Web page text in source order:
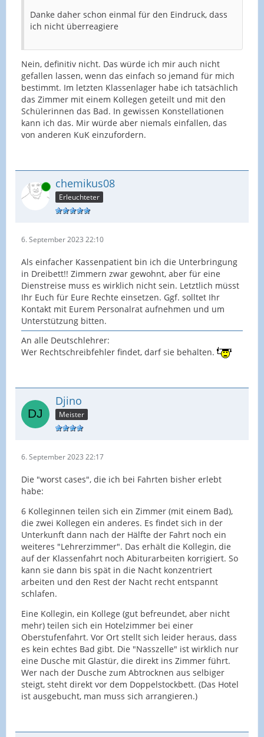
Danke daher schon einmal für den Eindruck, dass
ich nicht überreagiere
Nein, definitiv nicht. Das würde ich mir auch nicht
gefallen lassen, wenn das einfach so jemand für mich
bestimmt. Im letzten Klassenlager habe ich tatsächlich
das Zimmer mit einem Kollegen geteilt und mit den
Schülerinnen das Bad. In gewissen Konstellationen
kann ich das. Mir würde aber niemals einfallen, das
von anderen KuK einzufordern.
Online chemikus08
Erleuchteter
6. September 2023 22:10
Als einfacher Kassenpatient bin ich die Unterbringung
in Dreibett!! Zimmern zwar gewohnt, aber für eine
Dienstreise muss es wirklich nicht sein. Letztlich müsst
Ihr Euch für Eure Rechte einsetzen. Ggf. solltet Ihr
Kontakt mit Eurem Personalrat aufnehmen und um
Unterstützung bitten.
An alle Deutschlehrer:
Wer Rechtschreibfehler findet, darf sie behalten.
Djino
Meister
6. September 2023 22:17
Die "worst cases", die ich bei Fahrten bisher erlebt
habe:
6 Kolleginnen teilen sich ein Zimmer (mit einem Bad),
die zwei Kollegen ein anderes. Es findet sich in der
Unterkunft dann nach der Hälfte der Fahrt noch ein
weiteres "Lehrerzimmer". Das erhält die Kollegin, die
auf der Klassenfahrt noch Abiturarbeiten korrigiert. So
kann sie dann bis spät in die Nacht konzentriert
arbeiten und den Rest der Nacht recht entspannt
schlafen.
Eine Kollegin, ein Kollege (gut befreundet, aber nicht
mehr) teilen sich ein Hotelzimmer bei einer
Oberstufenfahrt. Vor Ort stellt sich leider heraus, dass
es kein echtes Bad gibt. Die "Nasszelle" ist wirklich nur
eine Dusche mit Glastür, die direkt ins Zimmer führt.
Wer nach der Dusche zum Abtrocknen aus selbiger
steigt, steht direkt vor dem Doppelstockbett. (Das Hotel
ist ausgebucht, man muss sich arrangieren.)